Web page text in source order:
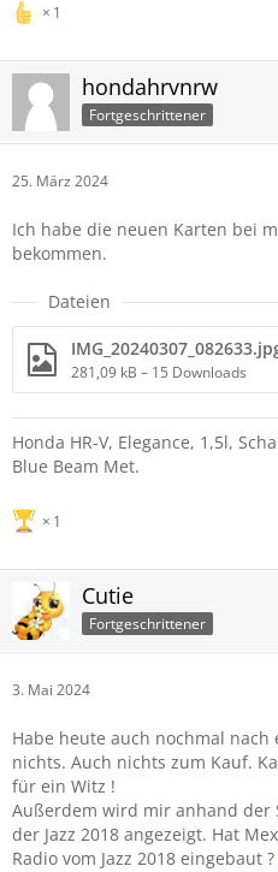
1
hondahrvnrw
Fortgeschrittener
25. März 2024
Ich habe die neuen Karten bei
bekommen.
Dateien
281,09 kB – 15 Downloads
Honda HR-V, Elegance, 1,5l,
Blue Beam Met.
1
Cutie
Fortgeschrittener
3. Mai 2024
Habe heute auch nochmal nach
nichts. Auch nichts zum Kauf.
für ein Witz !
Außerdem wird mir anhand der
der Jazz 2018 angezeigt. Hat
Radio vom Jazz 2018 eingebaut ?